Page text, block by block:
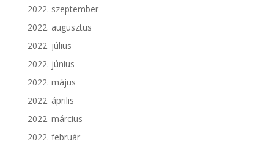
2022. szeptember
2022. augusztus
2022. július
2022. június
2022. május
2022. április
2022. március
2022. február